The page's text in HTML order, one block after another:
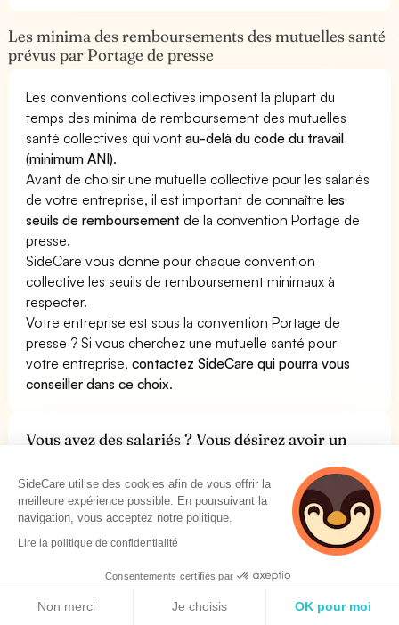
Les minima des remboursements des mutuelles santé
prévus par Portage de presse
Les conventions collectives imposent la plupart du
temps des minima de remboursement des mutuelles
santé collectives qui vontau-delà du code du travail
(minimum ANI).
Avant de choisir une mutuelle collective pour les salariés
de votre entreprise, il est important de connaîtreles
seuils de remboursement de la convention Portage de
presse.
SideCare vous donne pour chaque convention
collective les seuils de remboursement minimaux à
respecter.
Votre entreprise est sous la convention Portage de
presse ? Si vous cherchez une mutuelle santé pour
votre entreprise,contactez SideCare qui pourra vous
conseiller dans ce choix.
Vous avez des salariés ? Vous désirez avoir un
conçu pour la convention collective Portage de
presse ?
SideCare a conçu un système de gestion des
ressources humaines (SIRH)
en partie créé pour la
convention collective Portage de presse. Vous pouvez y
onboarding, offboarding, absences et congés,
notes de frais, titres de transport, etc. de vos salariés.
SideCare utilise des cookies afin de vous offrir la
meilleure expérience possible. En poursuivant la
navigation, vous acceptez notre politique.
Lire la politique de confidentialité
Consentements certifiés par
Non merci Je choisis OK pour moi